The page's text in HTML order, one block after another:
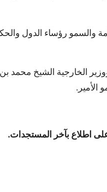
والسمو رؤساء الدول
الخارجية الشيخ محمد
الأمير.
اطلاع بآخر المستجدات.